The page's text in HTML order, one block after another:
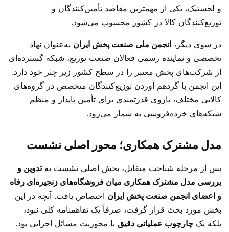
و لجستیک، یکی از مهمترین مقاصد تأمین‌کنندگان و
توزیع‌کنندگان کالا در کشور محسوب می‌شود.
در سوی دیگر، انجمن ملی صنعت پخش ایران به‌عنوان نهاد
تخصصی و نماینده رسمی فعالان صنعت توزیع، شبکه گسترده‌ای
از شرکت‌های پخش معتبر را در سطح کشور زیر چتر خود دارد.
این انجمن با گردهم آوردن توزیع‌کنندگان متخصص در گروه‌های
کالایی مختلف، بازوی قدرتمندی برای تأمین پایدار و منظم
شبکه‌های خرده‌فروشی به شمار می‌رود.
مدل مشترک همکاری؛ محور اصلی نشست
پس از مرحله شناخت متقابل، بخش اصلی نشست بهتدوین و
بررسی مدل مشترک همکاری میان فروشگاه‌های زنجیره‌ای رفاه
و اعضای انجمن صنعت پخش ایران اختصاص یافت. آنچه در این
بخش مورد بحث قرار گرفت، صرفاً یک تفاهمنامه کلی نبود،
بلکه یک چارچوب عملیاتی دقیق با محوریت مسائل اجرایی بود.